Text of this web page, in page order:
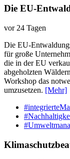
Die EU-
vor 24 Tagen
Die EU-
für große
die in der EU
abgeholzten
Workshop das
umzusetzen. [Mehr]